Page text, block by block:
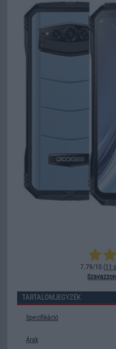
7.79/10 (11
TARTALOMJEGYZÉK
Specifikáció
Árak